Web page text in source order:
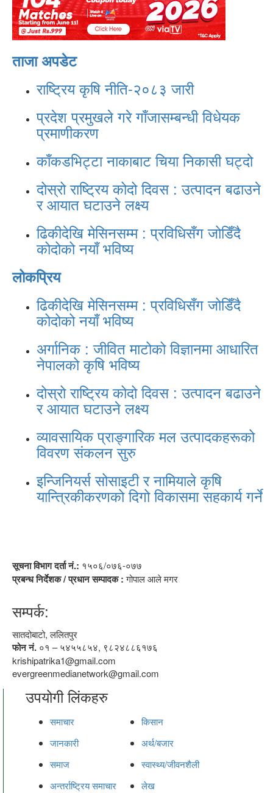
ताजा अपडेट
राष्ट्रिय कृषि नीति-२०८३ जारी
प्रदेश प्रमुखले गरे गाँजासम्बन्धी विधेयक
प्रमाणीकरण
काँकडभिट्टा नाकाबाट चिया निकासी घट्दो
दोस्रो राष्ट्रिय कोदो दिवस : उत्पादन बढाउने
र आयात घटाउने लक्ष्य
ढिकीदेखि मेसिनसम्म : प्रविधिसँग जोडिँदै
कोदोको नयाँ भविष्य
लोकप्रिय
ढिकीदेखि मेसिनसम्म : प्रविधिसँग जोडिँदै
कोदोको नयाँ भविष्य
अर्गानिक : जीवित माटोको विज्ञानमा आधारित
नेपालको कृषि भविष्य
दोस्रो राष्ट्रिय कोदो दिवस : उत्पादन बढाउने
र आयात घटाउने लक्ष्य
व्यावसायिक प्राङ्गारिक मल उत्पादकहरूको
विवरण संकलन सुरु
इन्जिनियर्स सोसाइटी र नामियाले कृषि
यान्त्रिकीकरणको दिगो विकासमा सहकार्य गर्ने
सूचना विभाग दर्ता नं.: १५०६/०७६-०७७
प्रबन्ध निर्देशक / प्रधान सम्पादक :गोपाल आले मगर
सम्पर्क:
सातदोबाटो, ललितपुर
फोन नं. ०१ – ५४५५८५४, ९८२४८८६१७६
krishipatrika1@gmail.com
evergreenmedianetwork@gmail.com
उपयोगी लिंकहरु
समाचार
किसान
जानकारी
अर्थ/बजार
समाज
स्वास्थ्य/जीवनशैली
अन्तर्राष्ट्रिय समाचार
लेख